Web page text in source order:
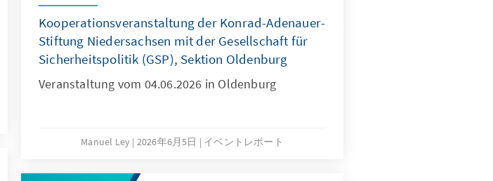
Kooperationsveranstaltung der Konrad-Adenauer-
Stiftung Niedersachsen mit der Gesellschaft für
Sicherheitspolitik (GSP), Sektion Oldenburg
Veranstaltung vom 04.06.2026 in Oldenburg
Manuel Ley 2026年6月5日 イベントレポート